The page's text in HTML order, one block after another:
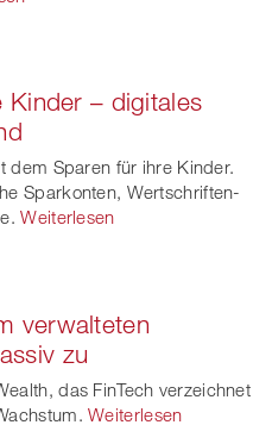
Kinder – digitales
dem Sparen für ihre Kinder.
Sparkonten, Wertschriften-
Weiterlesen
verwalteten
zu
das FinTech verzeichnet
Weiterlesen